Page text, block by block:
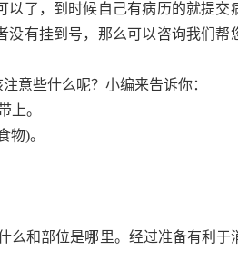
了，到时候自己有病历的就提交
没有挂到号，那么可以咨询我们帮
意些什么呢？小编来告诉你：
上。
物)。
么和部位是哪里。经过准备有利于